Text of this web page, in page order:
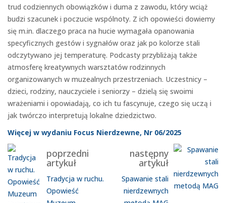
trud codziennych obowiązków i duma z zawodu, który wciąż
budzi szacunek i poczucie wspólnoty. Z ich opowieści dowiemy
się m.in. dlaczego praca na hucie wymagała opanowania
specyficznych gestów i sygnałów oraz jak po kolorze stali
odczytywano jej temperaturę. Podcasty przybliżają także
atmosferę kreatywnych warsztatów rodzinnych
organizowanych w muzealnych przestrzeniach. Uczestnicy –
dzieci, rodziny, nauczyciele i seniorzy – dzielą się swoimi
wrażeniami i opowiadają, co ich tu fascynuje, czego się uczą i
jak twórczo interpretują lokalne dziedzictwo.
Więcej w wydaniu Focus Nierdzewne, Nr 06/2025
poprzedni
artykuł
Tradycja w ruchu.
Opowieść
następny
artykuł
Spawanie stali
nierdzewnych